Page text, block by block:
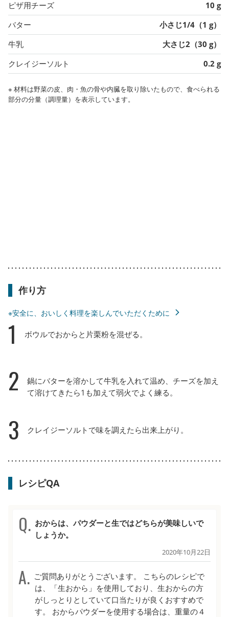
ピザ用チーズ
10 g
バター
小さじ1/4（1 g）
牛乳
大さじ2（30 g）
クレイジーソルト
0.2 g
※ 材料は野菜の皮、肉・魚の骨や内臓を取り除いたもので、食べられる
部分の分量（調理量）を表示しています。
作り方
※安全に、おいしく料理を楽しんでいただくために
1 ボウルでおからと片栗粉を混ぜる。
2
鍋にバターを溶かして牛乳を入れて温め、チーズを加え
て溶けてきたら1も加えて弱火でよく練る。
3 クレイジーソルトで味を調えたら出来上がり。
レシピQA
おからは、パウダーと生ではどちらが美味しいで
しょうか。
2020年10月22日
ご質問ありがとうございます。 こちらのレシピで
は、「生おから」を使用しており、生おからの方
がしっとりとしていて口当たりが良くおすすめで
す。 おからパウダーを使用する場合は、重量の４